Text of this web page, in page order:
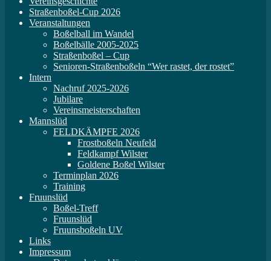
Straßenboßel-Cup 2026
Veranstaltungen
Boßelball im Wandel
Boßelbälle 2005-2025
Straßenboßel – Cup
Senioren-Straßenboßeln “Wer rastet, der rostet”
Intern
Nachruf 2025-2026
Jubilare
Vereinsmeisterschaften
Mannslüd
FELDKÄMPFE 2026
Frostboßeln Neufeld
Feldkampf Wilster
Goldene Boßel Wilster
Terminplan 2026
Training
Fruunslüd
Boßel-Treff
Fruunslüd
Fruunsboßeln UV
Links
Impressum